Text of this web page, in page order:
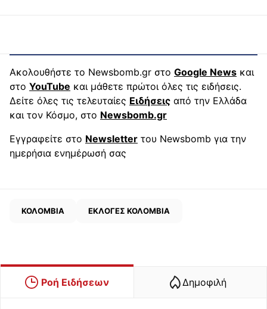
Ακολουθήστε το Newsbomb.gr στο Google News και
στο YouTube και μάθετε πρώτοι όλες τις ειδήσεις.
Δείτε όλες τις τελευταίες Ειδήσεις από την Ελλάδα
και τον Κόσμο, στο Newsbomb.gr
Εγγραφείτε στο Newsletter του Newsbomb για την
ημερήσια ενημέρωσή σας
ΚΟΛΟΜΒΙΑ ΕΚΛΟΓΕΣ ΚΟΛΟΜΒΙΑ
Ροή Ειδήσεων Δημοφιλή